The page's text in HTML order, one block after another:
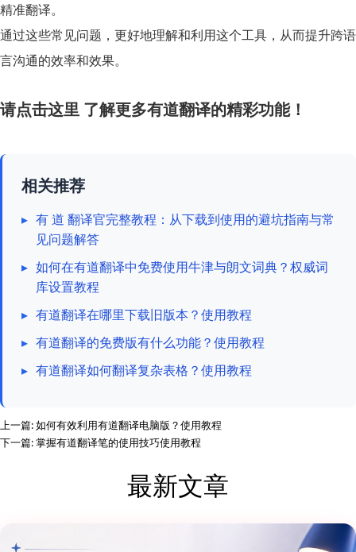
精准翻译。
通过这些常见问题，更好地理解和利用这个工具，从而提升跨语
言沟通的效率和效果。
请点击这里 了解更多有道翻译的精彩功能！
相关推荐
▸ 有 道 翻译官完整教程：从下载到使用的避坑指南与常
见问题解答
▸ 如何在有道翻译中免费使用牛津与朗文词典？权威词
库设置教程
▸ 有道翻译在哪里下载旧版本？使用教程
▸ 有道翻译的免费版有什么功能？使用教程
▸ 有道翻译如何翻译复杂表格？使用教程
上一篇:如何有效利用有道翻译电脑版？使用教程
下一篇:掌握有道翻译笔的使用技巧使用教程
最新文章